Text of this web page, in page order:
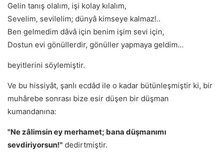
Gelin tanış olalım, işi kolay kılalım,
Sevelim, sevilelim; dünyâ kimseye kalmaz!..
Ben gelmedim dâvâ için benim işim sevi için,
Dostun evi gönüllerdir, gönüller yapmaya geldim...
beyitlerini söylemiştir.
Ve bu hissiyât, şanlı ecdâd ile o kadar bütünleşmiştir ki, bir
muhârebe sonrası bize esir düşen bir düşman
kumandanına:
"Ne zâlimsin ey merhamet; bana düşmanımı
sevdiriyorsun!" dedirtmiştir.